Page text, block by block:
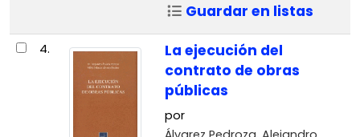
Guardar en listas
4.
La ejecución del
contrato de obras
públicas
por